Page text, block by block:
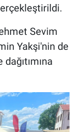
Sevim
Yakşi'nin de